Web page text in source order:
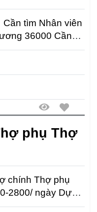
Cần tìm Nhân viên
36000 Cần
phụ Thợ
chính Thợ phụ
ngày Dựa